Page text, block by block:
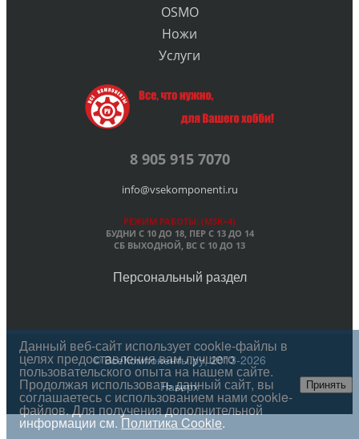
OSMO
Ножи
Услуги
8 905 915 7070
info@vsekomponenti.ru
РЕЖИМ РАБОТЫ: (MSK+4)
БУДНИ С 10 ДО 18, ПЕРС 13 ДО 14
СБ ВЫХОДНОЙ, ВС С 10 ДО 13
Персональный раздел
© ВсеКомпоненты.ру, 2013-2026
Наверх
Данный веб-сайт использует cookie-файлы в
целях предоставления вам лучшего
пользовательского опыта на нашем сайте.
Продолжая использовать данный сайт, вы
соглашаетесь с использованием нами cookie-
файлов. Для получения дополнительной
информации см.Политика Cookie.
Принять